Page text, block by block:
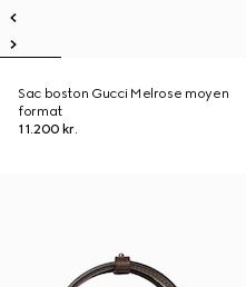
Sac boston Gucci Melrose moyen
format
11.200 kr.